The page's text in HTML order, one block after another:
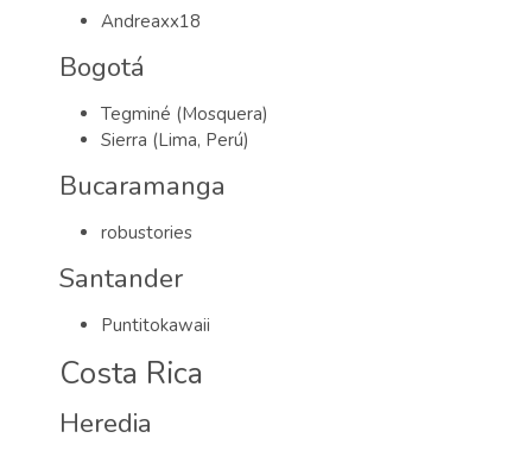
Andreaxx18
Bogotá
Tegminé (Mosquera)
Sierra (Lima, Perú)
Bucaramanga
robustories
Santander
Puntitokawaii
Costa Rica
Heredia